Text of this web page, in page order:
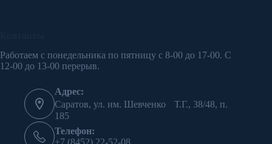
Работаем с понедельника по пятницу с 8-00 до 17-00. С
12-00 до 13-00 перерыв.
Адрес:
Саратов, ул. им. Шевченко Т.Г., 38/48, п.
185
Телефон: